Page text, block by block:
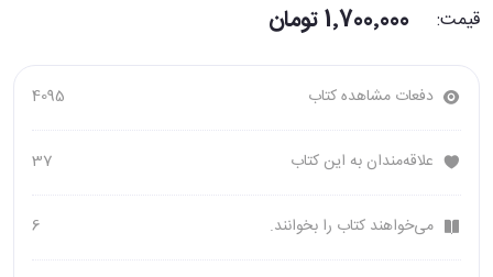
قیمت: 1٬700٬000 تومان
دفعات مشاهده کتاب 4095
علاقه‌مندان به این کتاب 37
می‌خواهند کتاب را بخوانند. 6